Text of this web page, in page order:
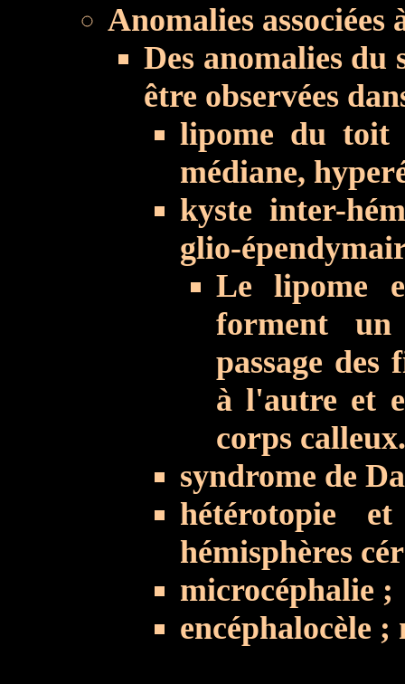
Anomalies associées
Des anomalies du
être observées
lipome du toit
médiane,
kyste inter-
glio-
Le lipome
forment
passage des
à l'autre et
corps calleux.
syndrome de
hétérotopie
hémisphères
microcéphalie ;
encéphalocèle ;